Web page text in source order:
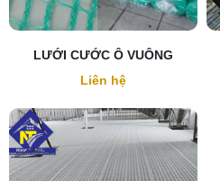
LƯỚI CƯỚC Ô VUÔNG
Liên hệ